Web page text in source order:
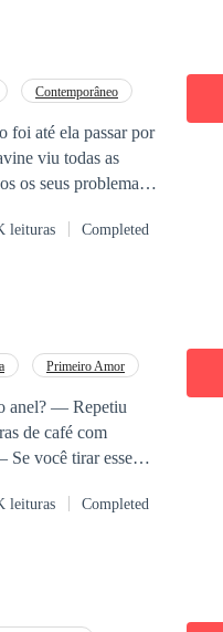
Contemporâneo
foi até ela passar por
viu todas as
os seus problemas.
como atendente,
descobriu que
de virar a vida
leituras Completed
Primeiro Amor
leituras Completed